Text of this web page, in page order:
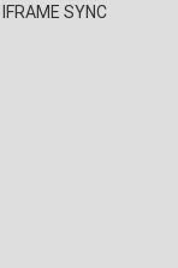
IFRAME SYNC